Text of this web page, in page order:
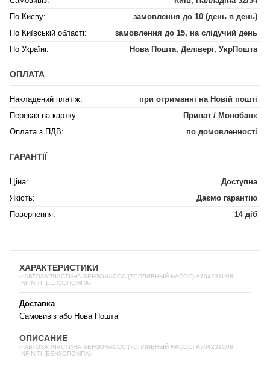
По Києву:
замовлення до 10 (день в день)
По Київській області:
замовлення до 15, на слідучий день
По Україні:
Нова Пошта, Делівері, УкрПошта
ОПЛАТА
Накладений платіж:
при отриманні на Новій пошті
Переказ на картку:
Приват / Монобанк
Оплата з ПДВ:
по домовленності
ГАРАНТІЇ
Ціна:
Доступна
Якість:
Даємо гарантію
Повернення:
14 діб
ХАРАКТЕРИСТИКИ
✅АВТОЗАПЧАСТИНА БЕНЗОНАСОС (ТОПЛИВНЫЙ НАСОС) A704231U08
INFINITI (БЕНЗОПОМПА)
Доставка
Самовивіз або Нова Пошта
ОПИСАНИЕ
✅АВТОЗАПЧАСТИНА БЕНЗОНАСОС (ТОПЛИВНЫЙ НАСОС) A704231U08
INFINITI (БЕНЗОПОМПА)